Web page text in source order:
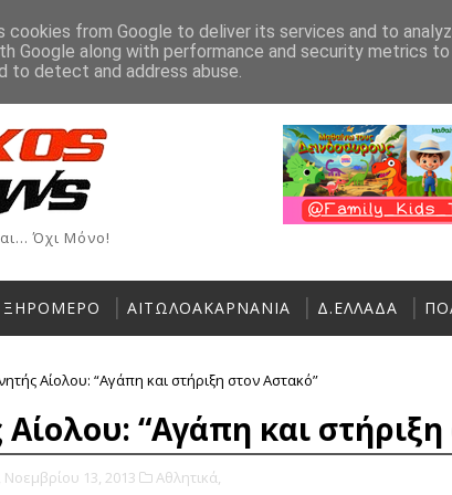
Τηλέφωνα Αγγελίες Ανακοίνωση Επικοινωνία
ΑΘΛΗΤΙΚΆ
Όχι Μόνο!
ΞΗΡΟΜΕΡΟ ΑΙΤΩΛΟΑΚΑΡΝΑΝΙΑ Δ.ΕΛΛΑΔΑ
Αίoλου: “Αγάπη και στήριξη στον Αστακό”
“Αγάπη και
Νοεμβρίου 13, 2013 Αθλητικά,
cookies from Google to deliver its services and to
Google along with performance and security metrics
to detect and address abuse.